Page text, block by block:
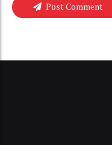
Post Comment